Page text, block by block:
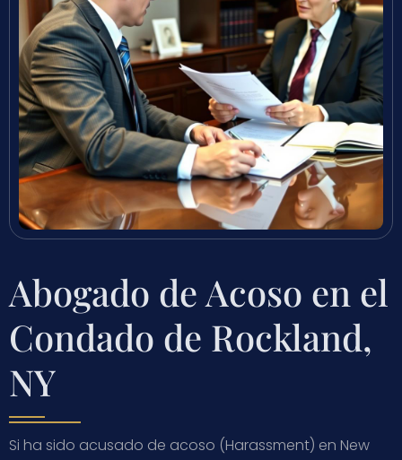
Abogado de Acoso en el
Condado de Rockland,
NY
Si ha sido acusado de acoso (Harassment) en New